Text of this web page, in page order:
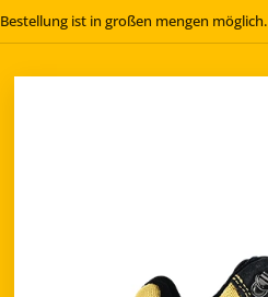
Bestellung ist in großen mengen möglich.